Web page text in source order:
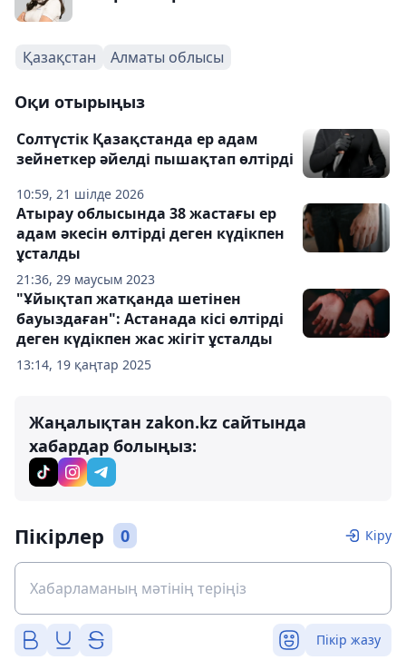
Қазақстан Алматы облысы
Оқи отырыңыз
10:59, 21 шілде 2026
Солтүстік Қазақстанда ер адам
зейнеткер әйелді пышақтап өлтірді
21:36, 29 маусым 2023
Атырау облысында 38 жастағы ер
адам әкесін өлтірді деген күдікпен
ұсталды
13:14, 19 қаңтар 2025
"Ұйықтап жатқанда шетінен
бауыздаған": Астанада кісі өлтірді
деген күдікпен жас жігіт ұсталды
Жаңалықтан zakon.kz сайтында
хабардар болыңыз:
Пікірлер 0 Кіру
Пікір жазу